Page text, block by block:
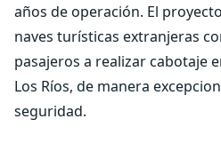
años de operación. El
naves turísticas extranjeras
pasajeros a realizar cabotaje
Los Ríos, de manera
seguridad.